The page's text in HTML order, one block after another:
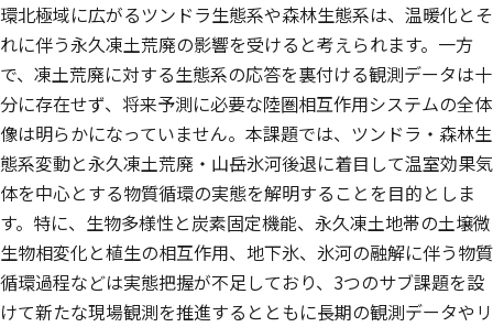
環北極域に広がるツンドラ生態系や森林生態系は、温暖化とそ
れに伴う永久凍土荒廃の影響を受けると考えられます。一方
で、凍土荒廃に対する生態系の応答を裏付ける観測データは十
分に存在せず、将来予測に必要な陸圏相互作用システムの全体
像は明らかになっていません。本課題では、ツンドラ・森林生
態系変動と永久凍土荒廃・山岳氷河後退に着目して温室効果気
体を中心とする物質循環の実態を解明することを目的としま
す。特に、生物多様性と炭素固定機能、永久凍土地帯の土壌微
生物相変化と植生の相互作用、地下氷、氷河の融解に伴う物質
循環過程などは実態把握が不足しており、3つのサブ課題を設
けて新たな現場観測を推進するとともに長期の観測データやリ